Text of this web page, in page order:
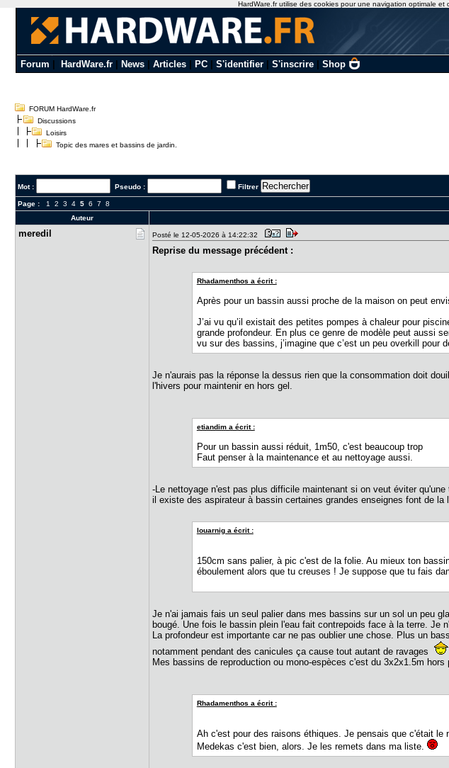
Forum HardWare.fr| News| Articles| PC| S'identifier| S'inscrire| Shop
FORUM HardWare.fr
Discussions
Loisirs
Topic des mares et bassins de jardin.
Mot : Pseudo : Filtrer
Page : 1 2 3 4 5 6 7 8
Auteur
meredil Posté le 12-05-2026 à 14:22:32
Reprise du message précédent :
Rhadamenthos a écrit :
Après pour un bassin aussi proche de la maison on peut
J’ai vu qu’il existait des petites pompes à chaleur pour
grande profondeur. En plus ce genre de modèle peut aussi
vu sur des bassins, j’imagine que c’est un peu overkill
Je n'aurais pas la réponse la dessus rien que la consommation doit
l'hivers pour maintenir en hors gel.
etiandim a écrit :
Pour un bassin aussi réduit, 1m50, c'est beaucoup trop
Faut penser à la maintenance et au nettoyage aussi.
-Le nettoyage n'est pas plus difficile maintenant si on veut éviter
il existe des aspirateur à bassin certaines grandes enseignes font de la
louarnig a écrit :
150cm sans palier, à pic c'est de la folie. Au mieux ton
éboulement alors que tu creuses ! Je suppose que tu fais
Je n'ai jamais fais un seul palier dans mes bassins sur un sol un peu
bougé. Une fois le bassin plein l'eau fait contrepoids face à la terre. Je
La profondeur est importante car ne pas oublier une chose. Plus un
notamment pendant des canicules ça cause tout autant de ravages
Mes bassins de reproduction ou mono-espèces c'est du 3x2x1.5m
Rhadamenthos a écrit :
Ah c'est pour des raisons éthiques. Je pensais que c'était le
Medekas c'est bien, alors. Je les remets dans ma liste.
HardWare.fr utilise des cookies pour une navigation optimale